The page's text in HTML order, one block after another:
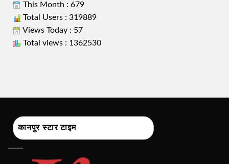
This Month : 679
Total Users : 319889
Views Today : 57
Total views : 1362530
कानपुर स्टार टाइम